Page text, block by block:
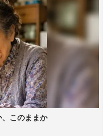
て出演した前野は、新
グで最初は緊張したの
ちが盛り上がって、気
レコーディング中に）
い！”と言っちゃったり
ディングを振り返る。ま
ので『見たこともない
くて、歌っていて気持ち
、このままか